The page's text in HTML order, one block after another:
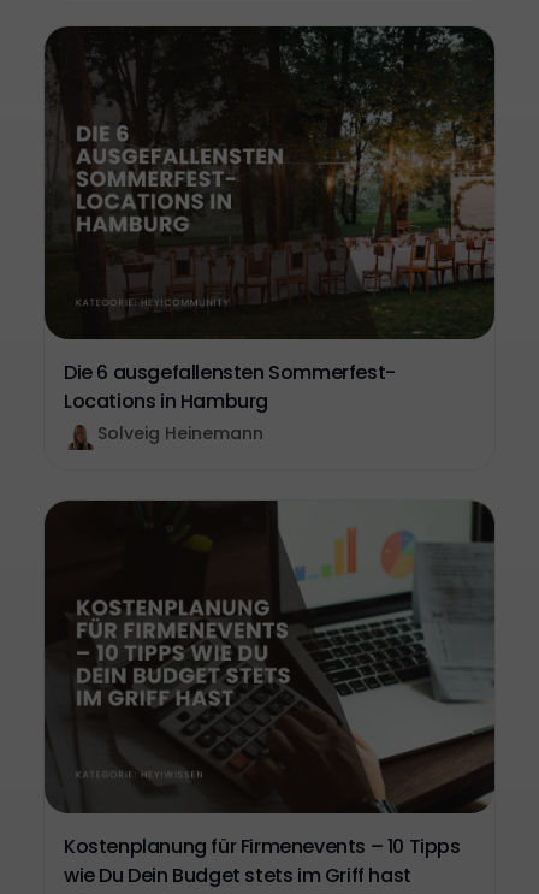
Die 6 ausgefallensten Sommerfest-
Locations in Hamburg
Solveig Heinemann
Kostenplanung für Firmenevents – 10 Tipps
wie Du Dein Budget stets im Griff hast